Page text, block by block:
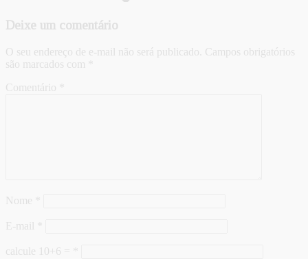
Deixe um comentário
O seu endereço de e-mail não será publicado. Campos obrigatórios
são marcados com
Comentário
Nome
E-mail
calcule 10+6 =